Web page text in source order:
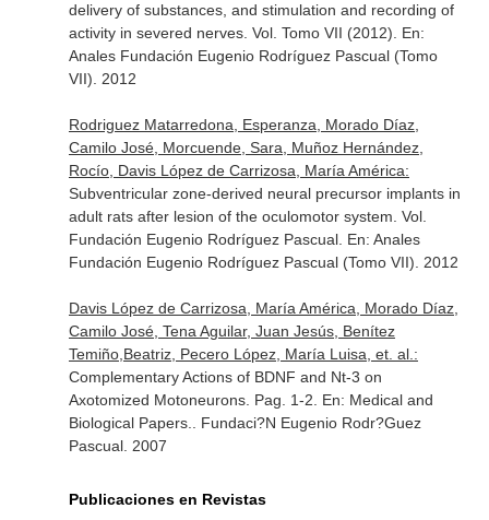
delivery of substances, and stimulation and recording of
activity in severed nerves. Vol. Tomo VII (2012). En:
Anales Fundación Eugenio Rodríguez Pascual (Tomo
VII) . 2012
Rodriguez Matarredona, Esperanza, Morado Díaz,
Camilo José, Morcuende, Sara, Muñoz Hernández,
Rocío, Davis López de Carrizosa, María América:
Subventricular zone-derived neural precursor implants in
adult rats after lesion of the oculomotor system. Vol.
Fundación Eugenio Rodríguez Pascual. En: Anales
Fundación Eugenio Rodríguez Pascual (Tomo VII) . 2012
Davis López de Carrizosa, María América, Morado Díaz,
Camilo José, Tena Aguilar, Juan Jesús, Benítez
Temiño,Beatriz, Pecero López, María Luisa, et. al.:
Complementary Actions of BDNF and Nt-3 on
Axotomized Motoneurons. Pag. 1-2. En: Medical and
Biological Papers.
. Fundaci?N Eugenio Rodr?Guez
Pascual. 2007
Publicaciones en Revistas